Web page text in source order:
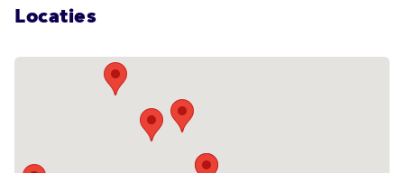
gepassioneerd aan hun missie: een goed
leven voor hun cliënten creëren.
De missie van Eemhart is eenvoudig maar
Locaties